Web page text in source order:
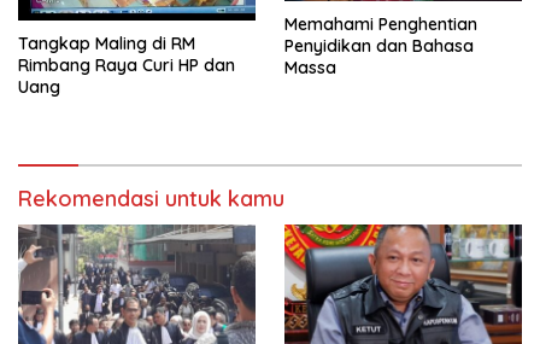
Tangkap Maling di RM
Rimbang Raya Curi HP dan
Uang
Memahami Penghentian
Penyidikan dan Bahasa
Massa
Rekomendasi untuk kamu